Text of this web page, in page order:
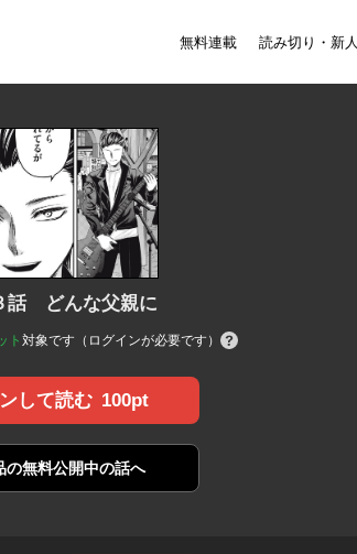
無料連載 読み切り・新人
話 どんな父親に
ト 対象です（ログインが必要です）
して読む 100pt
の無料公開中の話へ